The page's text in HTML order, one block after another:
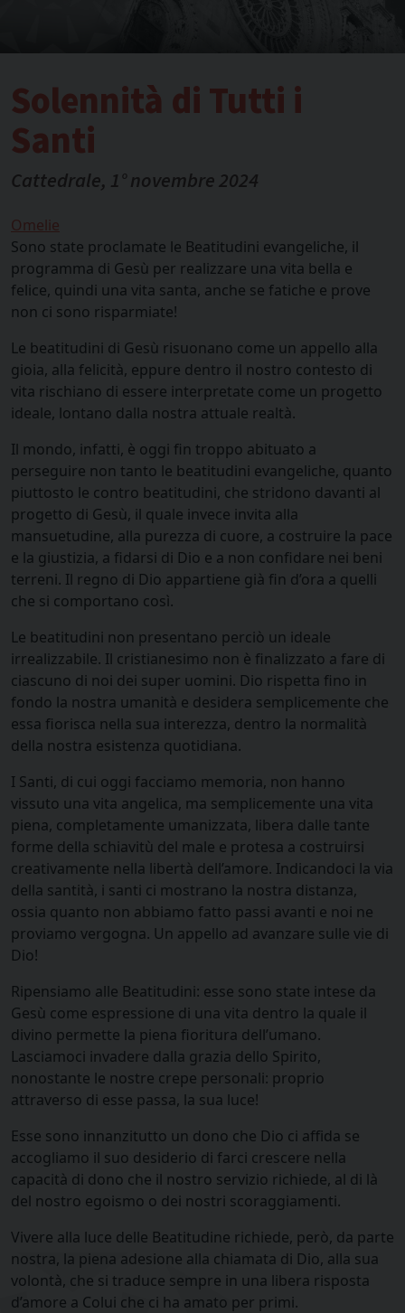
Solennità di Tutti i
Santi
Cattedrale, 1° novembre 2024
Omelie
Sono state proclamate le Beatitudini evangeliche, il
programma di Gesù per realizzare una vita bella e
felice, quindi una vita santa, anche se fatiche e prove
non ci sono risparmiate!
Le beatitudini di Gesù risuonano come un appello alla
gioia, alla felicità, eppure dentro il nostro contesto di
vita rischiano di essere interpretate come un progetto
ideale, lontano dalla nostra attuale realtà.
Il mondo, infatti, è oggi fin troppo abituato a
perseguire non tanto le beatitudini evangeliche, quanto
piuttosto le contro beatitudini, che stridono davanti al
progetto di Gesù, il quale invece invita alla
mansuetudine, alla purezza di cuore, a costruire la pace
e la giustizia, a fidarsi di Dio e a non confidare nei beni
terreni. Il regno di Dio appartiene già fin d’ora a quelli
che si comportano così.
Le beatitudini non presentano perciò un ideale
irrealizzabile. Il cristianesimo non è finalizzato a fare di
ciascuno di noi dei super uomini. Dio rispetta fino in
fondo la nostra umanità e desidera semplicemente che
essa fiorisca nella sua interezza, dentro la normalità
della nostra esistenza quotidiana.
I Santi, di cui oggi facciamo memoria, non hanno
vissuto una vita angelica, ma semplicemente una vita
piena, completamente umanizzata, libera dalle tante
forme della schiavitù del male e protesa a costruirsi
creativamente nella libertà dell’amore. Indicandoci la via
della santità, i santi ci mostrano la nostra distanza,
ossia quanto non abbiamo fatto passi avanti e noi ne
proviamo vergogna. Un appello ad avanzare sulle vie di
Dio!
Ripensiamo alle Beatitudini: esse sono state intese da
Gesù come espressione di una vita dentro la quale il
divino permette la piena fioritura dell’umano.
Lasciamoci invadere dalla grazia dello Spirito,
nonostante le nostre crepe personali: proprio
attraverso di esse passa, la sua luce!
Esse sono innanzitutto un dono che Dio ci affida se
accogliamo il suo desiderio di farci crescere nella
capacità di dono che il nostro servizio richiede, al di là
del nostro egoismo o dei nostri scoraggiamenti.
Vivere alla luce delle Beatitudine richiede, però, da parte
nostra, la piena adesione alla chiamata di Dio, alla sua
volontà, che si traduce sempre in una libera risposta
d’amore a Colui che ci ha amato per primi.